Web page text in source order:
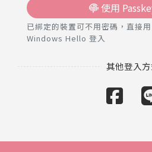
使用
已綁定的裝置可不用密碼，直接
Windows Hello 登入